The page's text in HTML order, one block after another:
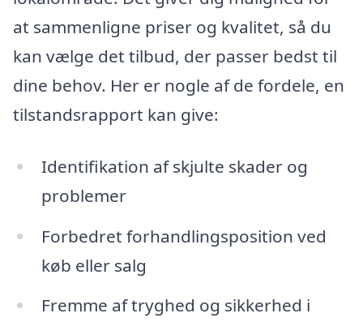
at sammenligne priser og kvalitet, så du
kan vælge det tilbud, der passer bedst til
dine behov. Her er nogle af de fordele, en
tilstandsrapport kan give:
Identifikation af skjulte skader og
problemer
Forbedret forhandlingsposition ved
køb eller salg
Fremme af tryghed og sikkerhed i